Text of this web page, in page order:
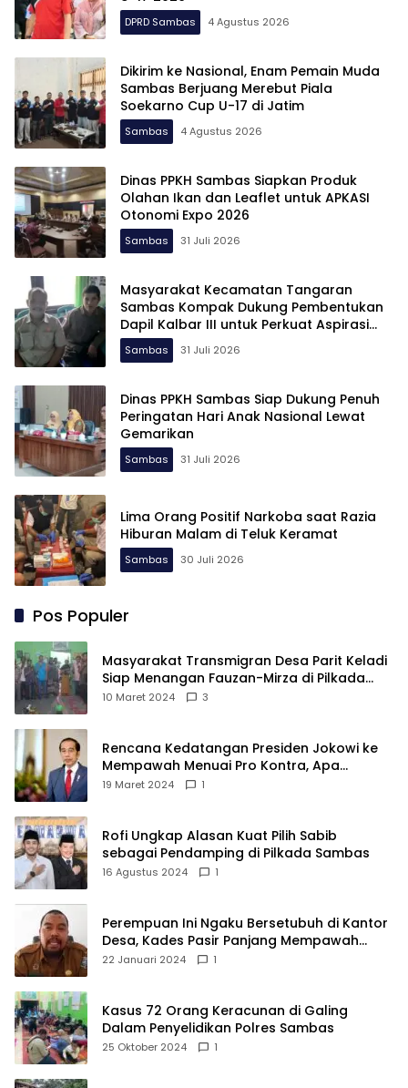
DPRD Sambas 4 Agustus 2026
Dikirim ke Nasional, Enam Pemain Muda
Sambas Berjuang Merebut Piala
Soekarno Cup U-17 di Jatim
Sambas 4 Agustus 2026
Dinas PPKH Sambas Siapkan Produk
Olahan Ikan dan Leaflet untuk APKASI
Otonomi Expo 2026
Sambas 31 Juli 2026
Masyarakat Kecamatan Tangaran
Sambas Kompak Dukung Pembentukan
Dapil Kalbar III untuk Perkuat Aspirasi
Perbatasan
Sambas 31 Juli 2026
Dinas PPKH Sambas Siap Dukung Penuh
Peringatan Hari Anak Nasional Lewat
Gemarikan
Sambas 31 Juli 2026
Lima Orang Positif Narkoba saat Razia
Hiburan Malam di Teluk Keramat
Sambas 30 Juli 2026
Pos Populer
Masyarakat Transmigran Desa Parit Keladi
Siap Menangan Fauzan-Mirza di Pilkada
Kubu Raya
10 Maret 2024 3
Rencana Kedatangan Presiden Jokowi ke
Mempawah Menuai Pro Kontra, Apa
Sebabnya?
19 Maret 2024 1
Rofi Ungkap Alasan Kuat Pilih Sabib
sebagai Pendamping di Pilkada Sambas
16 Agustus 2024 1
Perempuan Ini Ngaku Bersetubuh di Kantor
Desa, Kades Pasir Panjang Mempawah
Membantah: Silakan Buktikan!
22 Januari 2024 1
Kasus 72 Orang Keracunan di Galing
Dalam Penyelidikan Polres Sambas
25 Oktober 2024 1